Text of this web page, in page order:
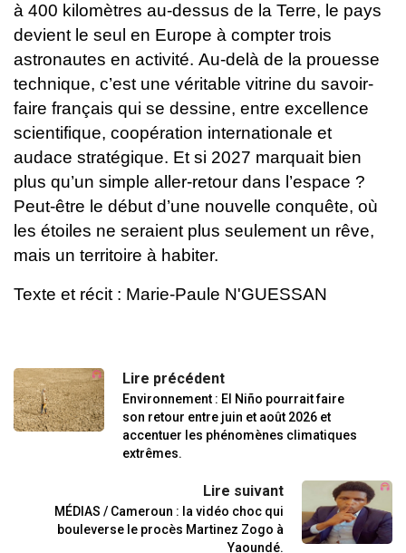
à 400 kilomètres au-dessus de la Terre, le pays
devient le seul en Europe à compter trois
astronautes en activité. Au-delà de la prouesse
technique, c’est une véritable vitrine du savoir-
faire français qui se dessine, entre excellence
scientifique, coopération internationale et
audace stratégique. Et si 2027 marquait bien
plus qu’un simple aller-retour dans l’espace ?
Peut-être le début d’une nouvelle conquête, où
les étoiles ne seraient plus seulement un rêve,
mais un territoire à habiter.
Texte et récit : Marie-Paule N'GUESSAN
Lire précédent
Environnement : El Niño pourrait faire
son retour entre juin et août 2026 et
accentuer les phénomènes climatiques
extrêmes.
Lire suivant
MÉDIAS / Cameroun : la vidéo choc qui
bouleverse le procès Martinez Zogo à
Yaoundé.